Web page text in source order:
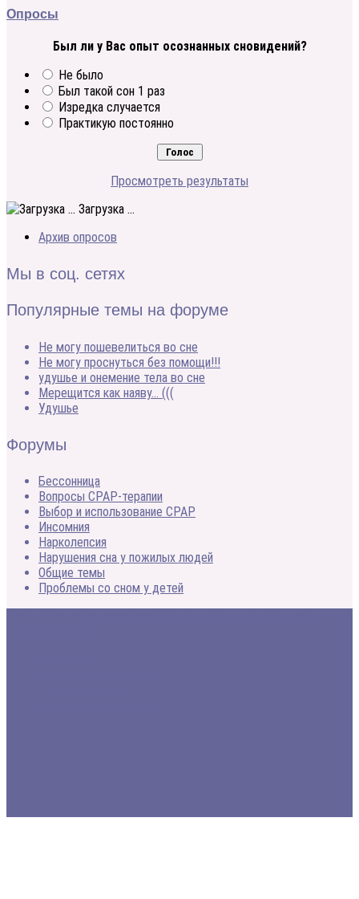
Опросы
Был ли у Вас опыт осознанных сновидений?
Не было
Был такой сон 1 раз
Изредка случается
Практикую постоянно
Просмотреть результаты
Загрузка ...
Архив опросов
Мы в соц. сетях
Популярные темы на форуме
Не могу пошевелиться во сне
Не могу проснуться без помощи!!!
удушье и онемение тела во сне
Мерещится как наяву… (((
Удушье
Форумы
Бессонница
Вопросы CPAP-терапии
Выбор и использование CPAP
Инсомния
Нарколепсия
Нарушения сна у пожилых людей
Общие темы
Проблемы со сном у детей